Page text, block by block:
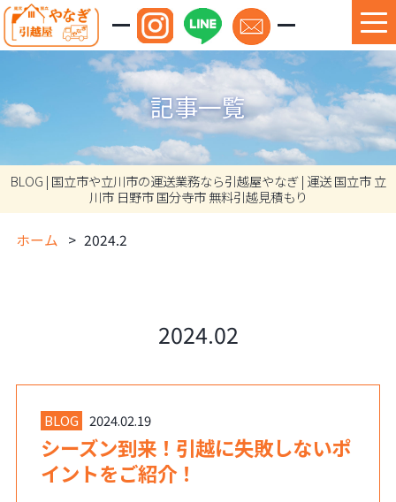
記事一覧
BLOG | 国立市や立川市の運送業務なら引越屋やなぎ | 運送 国立市 立
川市 日野市 国分寺市 無料引越見積もり
ホーム 2024.2
2024.02
BLOG 2024.02.19
シーズン到来！引越に失敗しないポ
イントをご紹介！